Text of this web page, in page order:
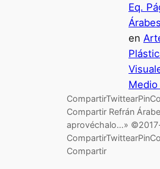
Eq.
Árabes
en
Compartir Refrán
aprovéchalo…»
Compartir